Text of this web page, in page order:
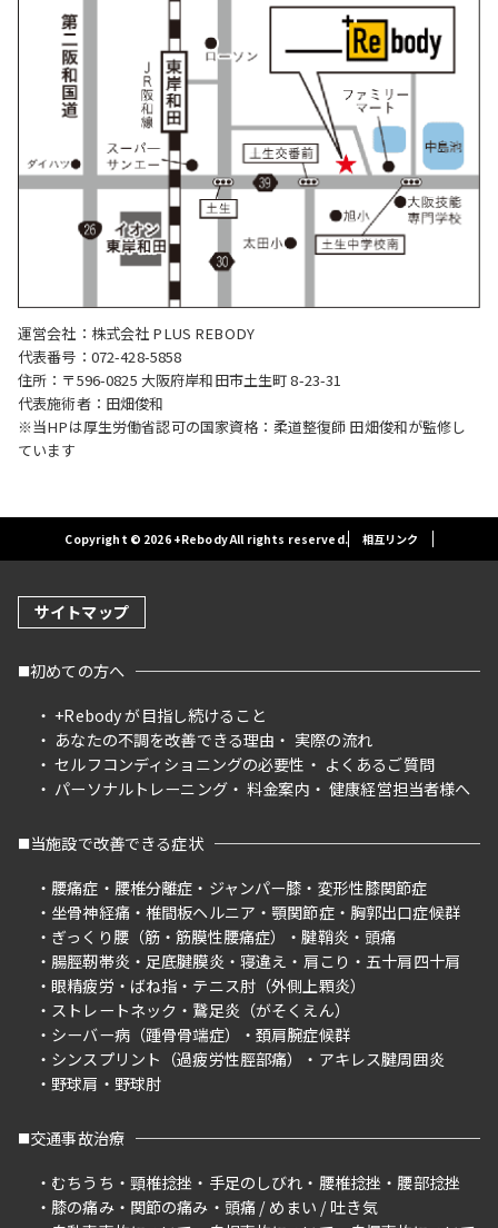
運営会社：株式会社 PLUS REBODY
代表番号：072-428-5858
住所：〒596-0825 大阪府岸和田市土生町 8-23-31
代表施術者：田畑俊和
※当HPは厚生労働省認可の国家資格：柔道整復師 田畑俊和が監修し
ています
Copyright © 2026 +Rebody All rights reserved. 相互リンク
サイトマップ
初めての方へ
+Rebody が目指し続けること
あなたの不調を改善できる理由
実際の流れ
セルフコンディショニングの必要性
よくあるご質問
パーソナルトレーニング
料金案内 健康経営担当者様へ
当施設で改善できる症状
腰痛症
腰椎分離症 ジャンパー膝
変形性膝関節症
坐骨神経痛
椎間板ヘルニア 顎関節症
胸郭出口症候群
ぎっくり腰（筋・筋膜性腰痛症）
腱鞘炎
頭痛
腸脛靭帯炎
足底腱膜炎 寝違え 肩こり
五十肩四十肩
眼精疲労
ばね指
テニス肘（外側上顆炎）
ストレートネック
鵞足炎（がそくえん）
シーバー病（踵骨骨端症）
頚肩腕症候群
シンスプリント（過疲労性脛部痛）
アキレス腱周囲炎
野球肩
野球肘
交通事故治療
むちうち
頸椎捻挫 手足のしびれ 腰椎捻挫
腰部捻挫
膝の痛み
関節の痛み
頭痛 / めまい / 吐き気